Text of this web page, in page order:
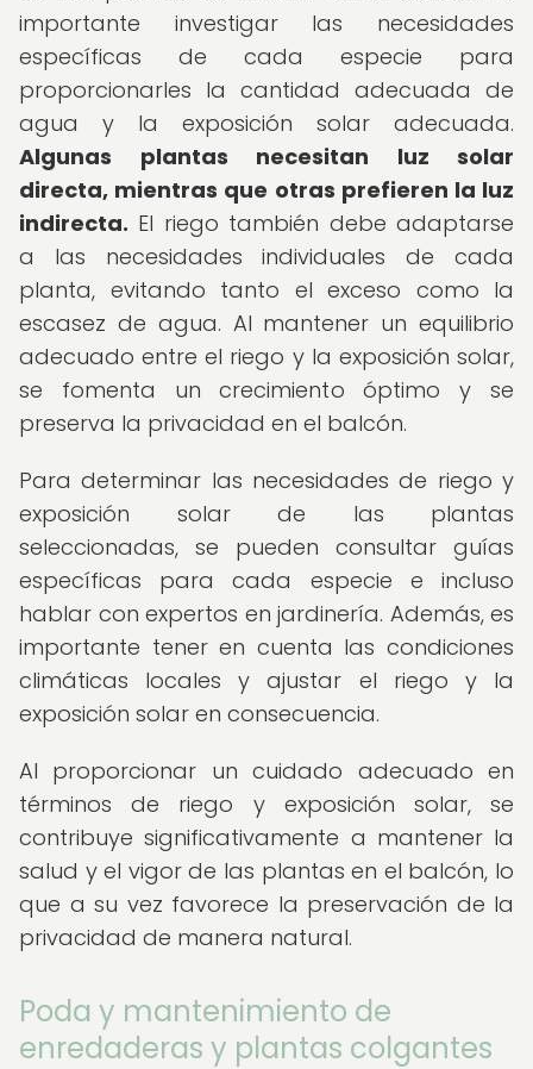
importante investigar las necesidades
específicas de cada especie para
proporcionarles la cantidad adecuada de
agua y la exposición solar adecuada.
Algunas plantas necesitan luz solar
directa, mientras que otras prefieren la luz
indirecta. El riego también debe adaptarse
a las necesidades individuales de cada
planta, evitando tanto el exceso como la
escasez de agua. Al mantener un equilibrio
adecuado entre el riego y la exposición solar,
se fomenta un crecimiento óptimo y se
preserva la privacidad en el balcón.
Para determinar las necesidades de riego y
exposición solar de las plantas
seleccionadas, se pueden consultar guías
específicas para cada especie e incluso
hablar con expertos en jardinería. Además, es
importante tener en cuenta las condiciones
climáticas locales y ajustar el riego y la
exposición solar en consecuencia.
Al proporcionar un cuidado adecuado en
términos de riego y exposición solar, se
contribuye significativamente a mantener la
salud y el vigor de las plantas en el balcón, lo
que a su vez favorece la preservación de la
privacidad de manera natural.
Poda y mantenimiento de
enredaderas y plantas colgantes